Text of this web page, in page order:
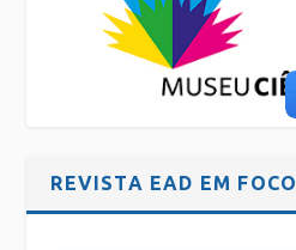
REVISTA EAD EM FOCO